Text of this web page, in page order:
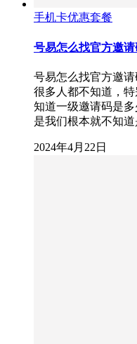
手机卡优惠套餐
号易怎么找官方邀
号易怎么找官方邀请
很多人都不知道，
知道一级邀请码是
是我们根本就不知
2024年4月22日